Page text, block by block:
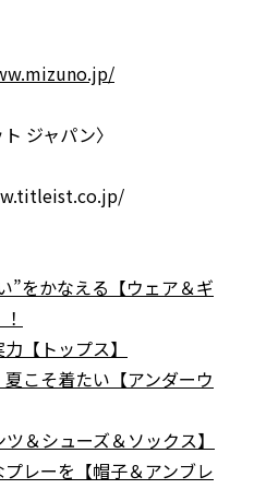
ジャパン〉
”をかなえる【ウェア＆ギ
【トップス】
こそ着たい【アンダーウ
＆シューズ＆ソックス】
レーを【帽子＆アンブレ